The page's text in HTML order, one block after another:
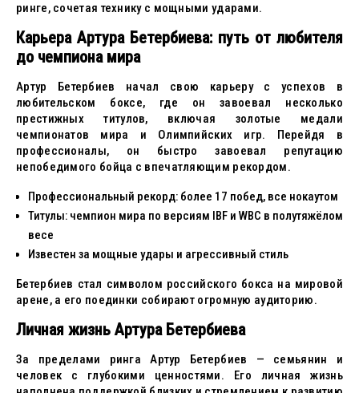
ринге, сочетая технику с мощными ударами.
Карьера Артура Бетербиева: путь от любителя
до чемпиона мира
Артур Бетербиев начал свою карьеру с успехов в
любительском боксе, где он завоевал несколько
престижных титулов, включая золотые медали
чемпионатов мира и Олимпийских игр. Перейдя в
профессионалы, он быстро завоевал репутацию
непобедимого бойца с впечатляющим рекордом.
Профессиональный рекорд: более 17 побед, все нокаутом
Титулы: чемпион мира по версиям IBF и WBC в полутяжёлом
весе
Известен за мощные удары и агрессивный стиль
Бетербиев стал символом российского бокса на мировой
арене, а его поединки собирают огромную аудиторию.
Личная жизнь Артура Бетербиева
За пределами ринга Артур Бетербиев — семьянин и
человек с глубокими ценностями. Его личная жизнь